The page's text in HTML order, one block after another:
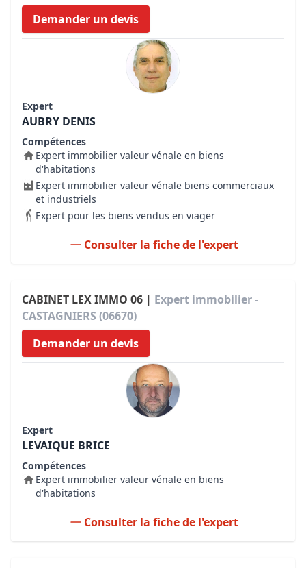
Demander un devis
Expert
AUBRY DENIS
Compétences
Expert immobilier valeur vénale en biens
d'habitations
Expert immobilier valeur vénale biens commerciaux
et industriels
Expert pour les biens vendus en viager
Consulter la fiche de l'expert
CABINET LEX IMMO 06 | Expert immobilier -
CASTAGNIERS (06670)
Demander un devis
Expert
LEVAIQUE BRICE
Compétences
Expert immobilier valeur vénale en biens
d'habitations
Consulter la fiche de l'expert